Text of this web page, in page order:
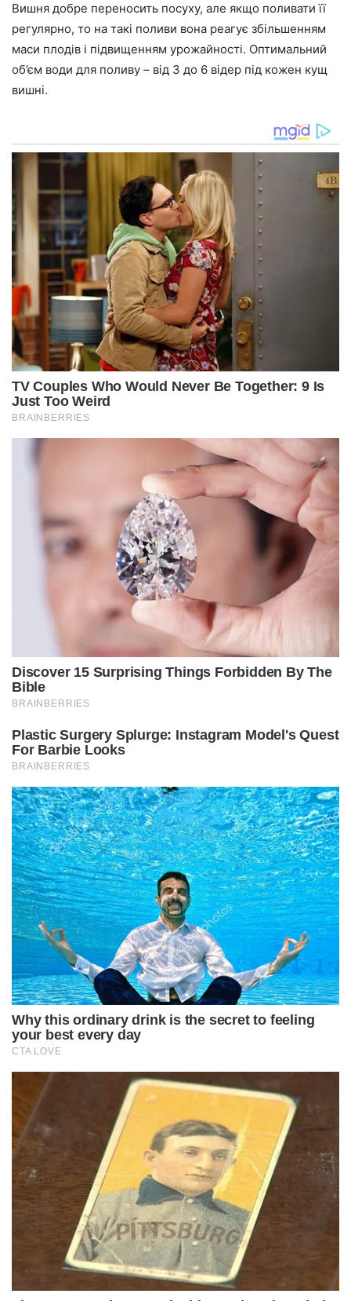
Вишня добре переносить посуху, але якщо поливати її
регулярно, то на такі поливи вона реагує збільшенням
маси плодів і підвищенням урожайності. Оптимальний
об’єм води для поливу – від 3 до 6 відер під кожен кущ
вишні.